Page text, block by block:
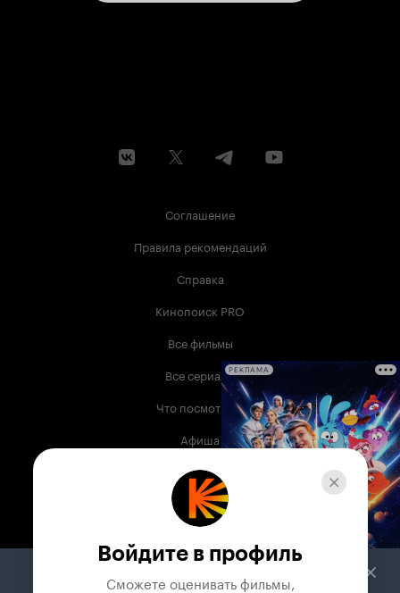
Соглашение
Правила рекомендаций
Справка
Кинопоиск PRO
Все фильмы
Все сериалы
Что посмотреть
Афиша
Музыка
Телепрограмма
Служба поддержки
РЕКЛАМА
Войдите в профиль
Сможете оценивать фильмы,